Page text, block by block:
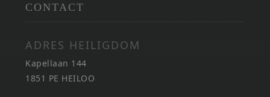
CONTACT
ADRES HEILIGDOM
Kapellaan 144
1851 PE HEILOO